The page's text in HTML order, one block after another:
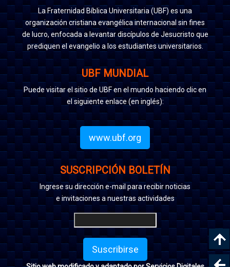
La Fraternidad Bíblica Universitaria (UBF) es una
organización cristiana evangélica internacional sin fines
de lucro, enfocada a levantar discípulos de Jesucristo que
prediquen el evangelio a los estudiantes universitarios.
UBF MUNDIAL
Puede visitar el sitio de UBF en el mundo haciendo clic en
el siguiente enlace (en inglés):
www.ubf.org
SUSCRIPCIÓN BOLETÍN
Ingrese su dirección e-mail para recibir noticias
e invitaciones a nuestras actividades
Suscribirse